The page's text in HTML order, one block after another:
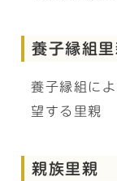
養子縁組里
養子縁組に
望する里親
親族里親